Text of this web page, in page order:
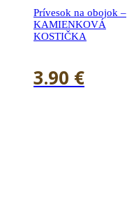
Prívesok na obojok –
KAMIENKOVÁ
KOSTIČKA
3.90 €